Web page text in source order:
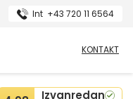
Int +43 720 11 6564
KONTAKT
Izvanredan